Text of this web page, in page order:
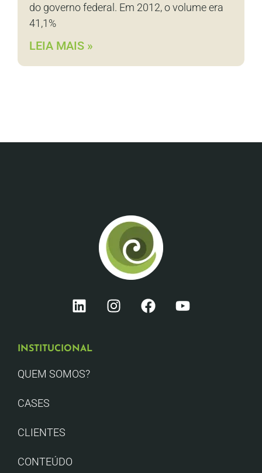
do governo federal. Em 2012, o volume era
41,1%
LEIA MAIS »
INSTITUCIONAL
QUEM SOMOS?
CASES
CLIENTES
CONTEÚDO